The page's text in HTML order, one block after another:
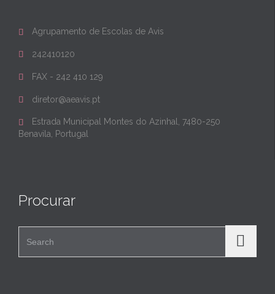
 Agrupamento de Escolas de Avis
 242410120
 FAX - 242 410 129
 diretor@aeavis.pt

Estrada Municipal Montes do Azinhal, 7480-250
Benavila, Portugal
Procurar